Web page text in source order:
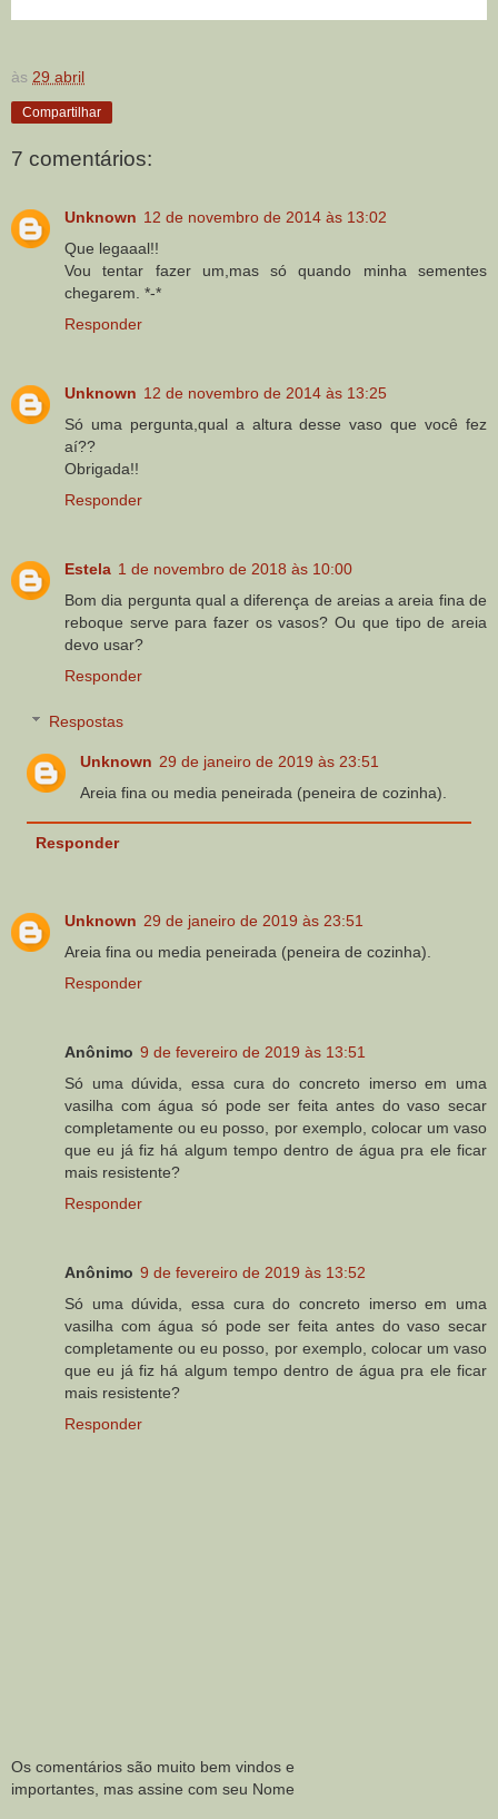
às 29 abril
Compartilhar
7 comentários:
Unknown 12 de novembro de 2014 às 13:02
Que legaaal!!
Vou tentar fazer um,mas só quando minha sementes
chegarem. *-*
Responder
Unknown 12 de novembro de 2014 às 13:25
Só uma pergunta,qual a altura desse vaso que você fez
aí??
Obrigada!!
Responder
Estela 1 de novembro de 2018 às 10:00
Bom dia pergunta qual a diferença de areias a areia fina de
reboque serve para fazer os vasos? Ou que tipo de areia
devo usar?
Responder
Respostas
Unknown 29 de janeiro de 2019 às 23:51
Areia fina ou media peneirada (peneira de cozinha).
Responder
Unknown 29 de janeiro de 2019 às 23:51
Areia fina ou media peneirada (peneira de cozinha).
Responder
Anônimo 9 de fevereiro de 2019 às 13:51
Só uma dúvida, essa cura do concreto imerso em uma
vasilha com água só pode ser feita antes do vaso secar
completamente ou eu posso, por exemplo, colocar um vaso
que eu já fiz há algum tempo dentro de água pra ele ficar
mais resistente?
Responder
Anônimo 9 de fevereiro de 2019 às 13:52
Só uma dúvida, essa cura do concreto imerso em uma
vasilha com água só pode ser feita antes do vaso secar
completamente ou eu posso, por exemplo, colocar um vaso
que eu já fiz há algum tempo dentro de água pra ele ficar
mais resistente?
Responder
Os comentários são muito bem vindos e
importantes, mas assine com seu Nome